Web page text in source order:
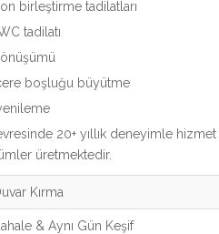
birleştirme tadilatları
tadilatı
boşluğu büyütme
20+ yıllık deneyimle
üretmektedir.
Kırma
& Aynı Gün Keşif